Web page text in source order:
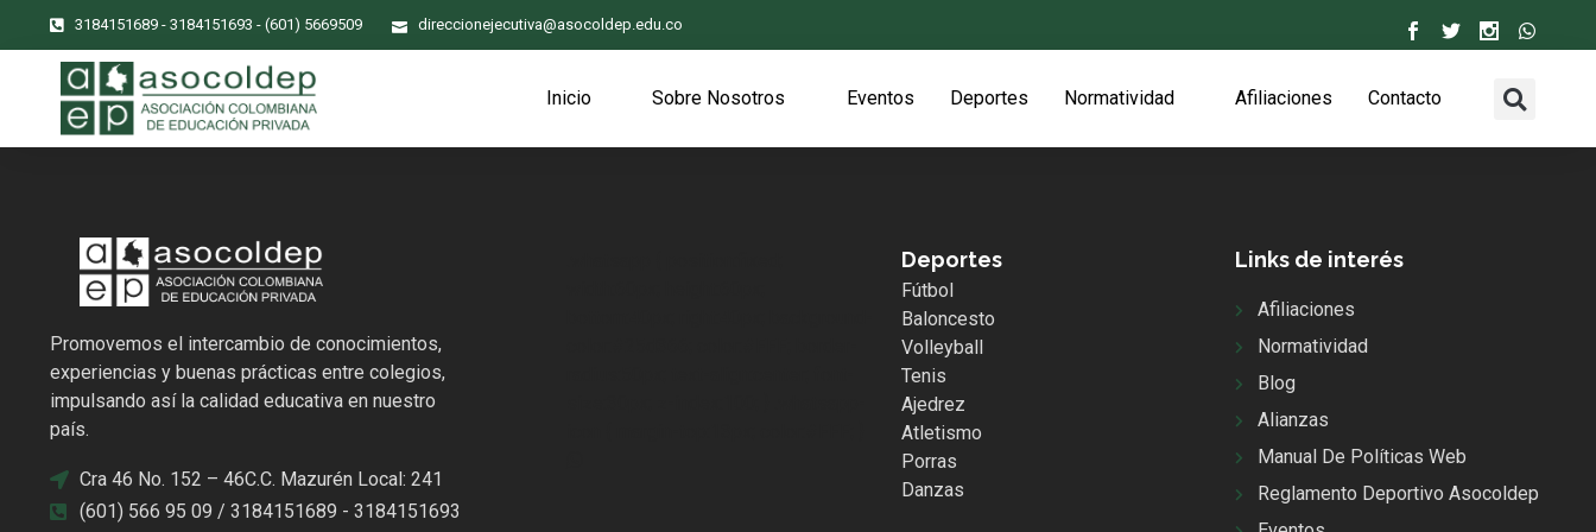
3184151689 - 3184151693 - (601) 5669509 direccionejecutiva@asocoldep.edu.co
Inicio Sobre Nosotros Eventos Deportes Normatividad Afiliaciones Contacto
Promovemos el intercambio de conocimientos,
experiencias y buenas prácticas entre colegios,
impulsando así la calidad educativa en nuestro
país.
Cra 46 No. 152 – 46C.C. Mazurén Local: 241
(601) 566 95 09 / 3184151689 - 3184151693
Deportes
Fútbol
Baloncesto
Volleyball
Tenis
Ajedrez
Atletismo
Porras
Danzas
Links de interés
Afiliaciones
Normatividad
Blog
Alianzas
Manual De Políticas Web
Reglamento Deportivo Asocoldep